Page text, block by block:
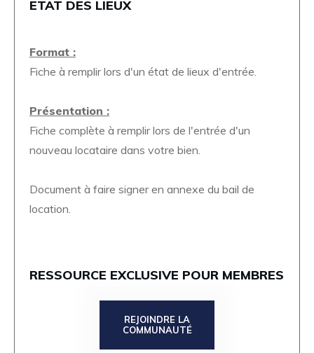
ETAT DES LIEUX
Format :
Fiche à remplir lors d'un état de lieux d'entrée.
Présentation :
Fiche complète à remplir lors de l'entrée d'un
nouveau locataire dans votre bien.
Document à faire signer en annexe du bail de
location.
RESSOURCE EXCLUSIVE POUR MEMBRES
REJOINDRE LA
COMMUNAUTÉ